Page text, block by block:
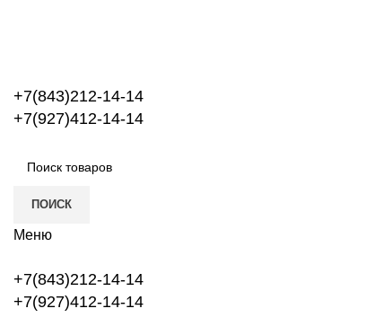
+7(843)212-14-14
+7(927)412-14-14
ПОИСК
Меню
+7(843)212-14-14
+7(927)412-14-14